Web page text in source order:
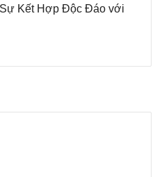
Kết Hợp Độc Đáo với